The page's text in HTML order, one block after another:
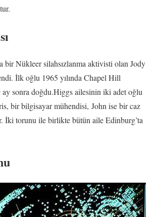
bir Nükleer silahsızlanma aktivisti olan Jody
İlk oğlu 1965 yılında Chapel Hill
sonra doğdu.Higgs ailesinin iki adet oğlu
bir bilgisayar mühendisi, John ise bir caz
İki torunu ile birlikte bütün aile Edinburg’ta